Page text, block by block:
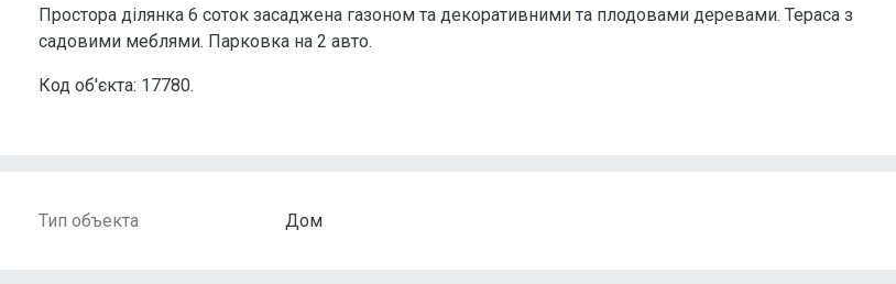
Простора ділянка 6 соток засаджена газоном та декоративними та плодовами деревами. Тераса з
садовими меблями. Парковка на 2 авто.
Код об'єкта: 17780.
Тип объекта Дом